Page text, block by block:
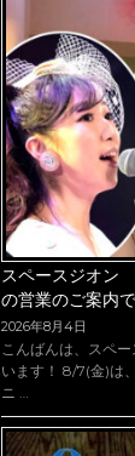
スペースジオン
の営業のご案内
2026年8月4日
こんばんは、スペ
います！ 8/7(金)は
ニ …